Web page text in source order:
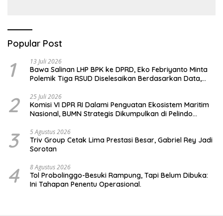
Popular Post
1 13 Juli 2026
Bawa Salinan LHP BPK ke DPRD, Eko Febriyanto Minta
Polemik Tiga RSUD Diselesaikan Berdasarkan Data,
2 25 Juli 2026
Komisi VI DPR RI Dalami Penguatan Ekosistem Maritim
Nasional, BUMN Strategis Dikumpulkan di Pelindo
3 5 Agustus 2026
Triv Group Cetak Lima Prestasi Besar, Gabriel Rey Jadi
Sorotan
4 8 Agustus 2026
Tol Probolinggo-Besuki Rampung, Tapi Belum Dibuka:
Ini Tahapan Penentu Operasional.